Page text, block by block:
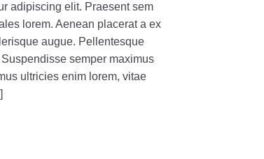
adipiscing elit. Praesent sem
lorem. Aenean placerat a ex
augue. Pellentesque
semper maximus
ultricies enim lorem, vitae